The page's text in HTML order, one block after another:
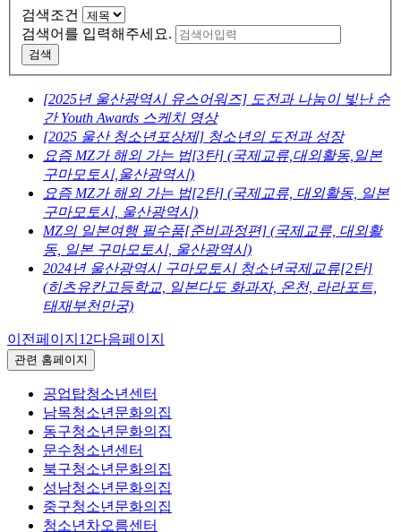
검색조건
검색어를 입력해주세요.
검색
[2025년 울산광역시 유스어워즈] 도전과 나눔이 빛난 순
간 Youth Awards 스케치 영상
[2025 울산 청소년포상제] 청소년의 도전과 성장
요즘 MZ가 해외 가는 법[3탄] (국제교류,대외활동,일본
구마모토시,울산광역시)
요즘 MZ가 해외 가는 법[2탄] (국제교류, 대외활동, 일본
구마모토시, 울산광역시)
MZ의 일본여행 필수품[준비과정편] (국제교류, 대외활
동, 일본 구마모토시, 울산광역시)
2024년 울산광역시 구마모토시 청소년국제교류[2탄]
(히츠유칸고등학교, 일본다도 화과자, 온천, 라라포트,
태재부천만궁)
이전페이지 1 2다음페이지
관련 홈페이지
공업탑청소년센터
남목청소년문화의집
동구청소년문화의집
문수청소년센터
북구청소년문화의집
성남청소년문화의집
중구청소년문화의집
청소년차오름센터